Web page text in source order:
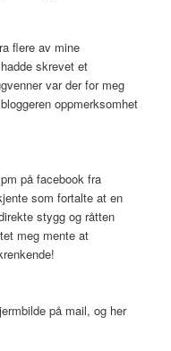
flere av mine
skrevet et
var der for meg
oppmerksomhet
på facebook fra
som fortalte at en
stygg og råtten
meg mente at
på mail, og her